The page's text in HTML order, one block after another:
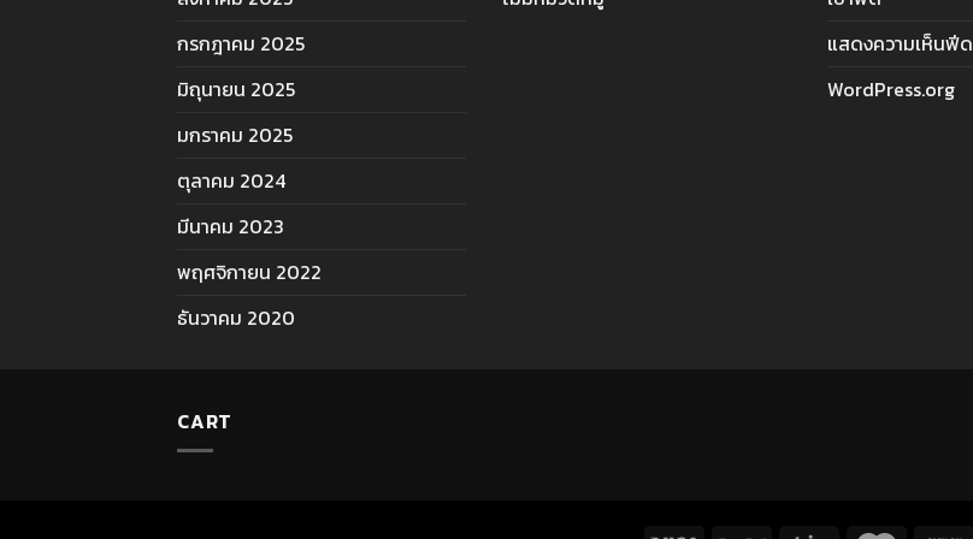
กรกฎาคม 2025
มิถุนายน 2025
มกราคม 2025
ตุลาคม 2024
มีนาคม 2023
พฤศจิกายน 2022
ธันวาคม 2020
แสดงความเห็นฟีด
WordPress.org
CART